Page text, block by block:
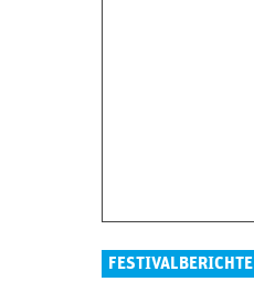
FESTIVALBERICHTE